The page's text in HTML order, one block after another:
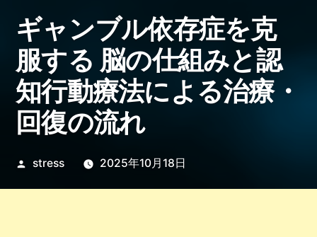
ギャンブル依存症を克
服する 脳の仕組みと認
知行動療法による治療・
回復の流れ
投
stress 2025年10月18日